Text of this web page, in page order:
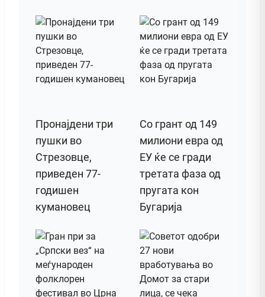
Пронајдени три
пушки во
Стрезовце,
приведен 77-
годишен
кумановец
Со грант од 149
милиони евра од
ЕУ ќе се гради
третата фаза од
пругата кон
Бугарија